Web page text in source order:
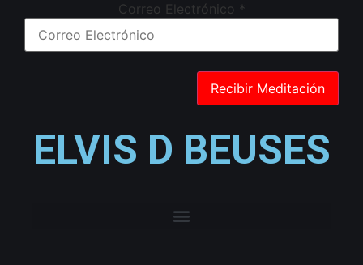
Correo Electrónico *
ELVIS D BEUSES